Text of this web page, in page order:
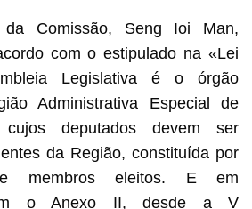
da Comissão, Seng Ioi Man,
com o estipulado na «Lei
Legislativa é o órgão
Administrativa Especial de
cujos deputados devem ser
da Região, constituída por
membros eleitos. E em
o Anexo II, desde a V